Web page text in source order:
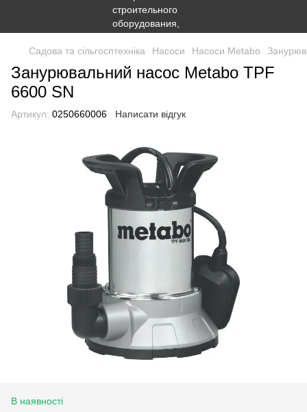
Садова та сільгосптехніка Насоси Насоси Metabo
Занурювальний насос Metabo TPF
6600 SN
Артикул: 0250660006 Написати відгук
В наявності